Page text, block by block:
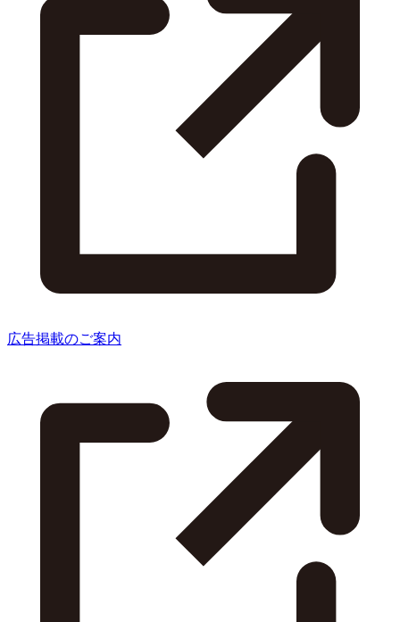
広告掲載のご案内